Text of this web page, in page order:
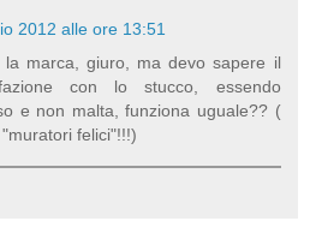
2012 alle ore 13:51
la marca, giuro, ma devo sapere il
con lo stucco, essendo
e non malta, funziona uguale?? (
felici"!!!)